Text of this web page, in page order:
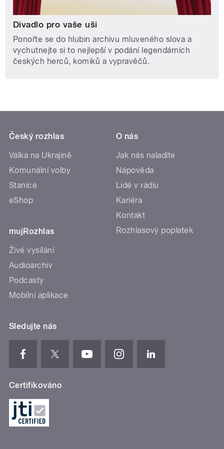
Divadlo pro vaše uši
Ponořte se do hlubin archivu mluveného slova a
vychutnejte si to nejlepší v podání legendárních
českých herců, komiků a vypravěčů.
Český rozhlas
Válka na Ukrajině
Komunální volby
Stanice
eShop
mujRozhlas
Živé vysílání
Audioarchiv
Podcasty
Mobilní aplikace
O nás
Jak nás naladíte
Nápověda
Lidé v rádiu
Kariéra
Kontakt
Rozhlasový poplatek
Sledujte nás
Certifikováno